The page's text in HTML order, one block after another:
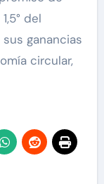
del
ganancias
circular,